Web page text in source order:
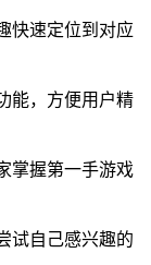
快速定位到对应
能，方便用户精
掌握第一手游戏
试自己感兴趣的